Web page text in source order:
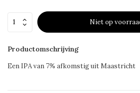
Niet op
Productomschrijving
Een IPA van 7% afkomstig uit Maastricht